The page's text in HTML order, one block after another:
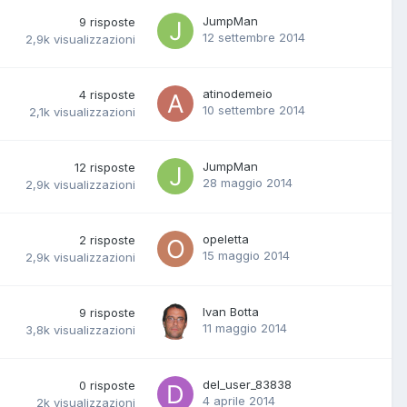
9 risposte
2,9k visualizzazioni
JumpMan
12 settembre 2014
4 risposte
2,1k visualizzazioni
atinodemeio
10 settembre 2014
12 risposte
2,9k visualizzazioni
JumpMan
28 maggio 2014
2 risposte
2,9k visualizzazioni
opeletta
15 maggio 2014
9 risposte
3,8k visualizzazioni
Ivan Botta
11 maggio 2014
0 risposte
2k visualizzazioni
del_user_83838
4 aprile 2014